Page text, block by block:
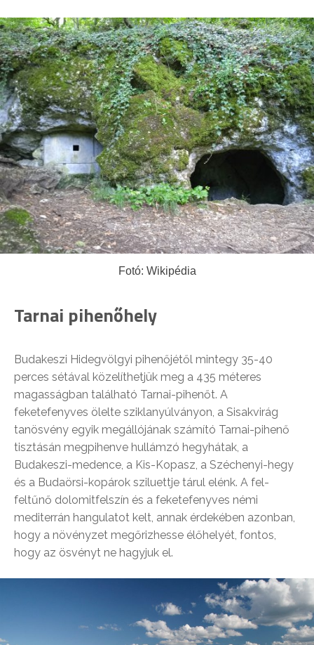
Fotó: Wikipédia
Tarnai pihenőhely
Budakeszi Hidegvölgyi pihenőjétől mintegy 35-40
perces sétával közelíthetjük meg a 435 méteres
magasságban található Tarnai-pihenőt. A
feketefenyves ölelte sziklanyúlványon, a Sisakvirág
tanösvény egyik megállójának számító Tarnai-pihenő
tisztásán megpihenve hullámzó hegyhátak, a
Budakeszi-medence, a Kis-Kopasz, a Széchenyi-hegy
és a Budaörsi-kopárok sziluettje tárul elénk. A fel-
feltűnő dolomitfelszín és a feketefenyves némi
mediterrán hangulatot kelt, annak érdekében azonban,
hogy a növényzet megőrizhesse élőhelyét, fontos,
hogy az ösvényt ne hagyjuk el.